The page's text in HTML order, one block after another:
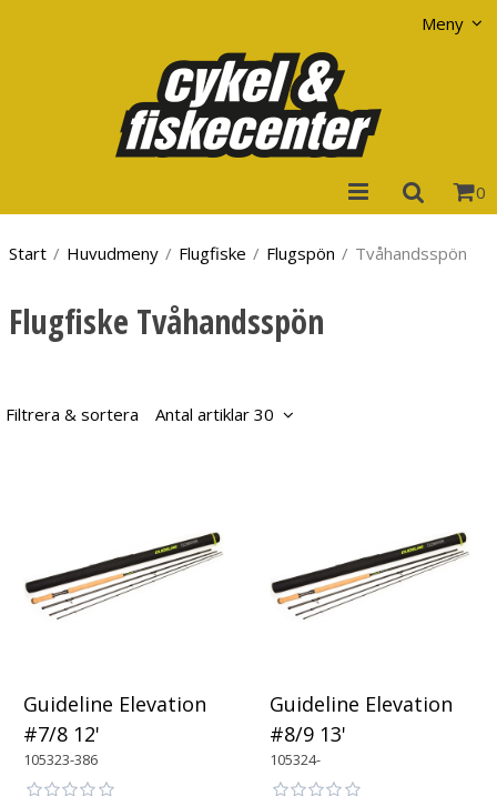
Meny
0
Start / Huvudmeny / Flugfiske / Flugspön / Tvåhandsspön
Flugfiske Tvåhandsspön
Filtrera & sortera Antal artiklar 30
Guideline Elevation
#7/8 12'
105323-386
Guideline Elevation
#8/9 13'
105324-